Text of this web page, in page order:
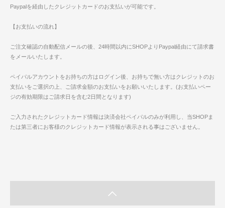
Paypalを経由したクレジットカードのお支払いが可能です。
【お支払いの流れ】
ご注文確認の自動配信メールの後、24時間以内にSHOPよりPaypal経由にて請求書
をメールいたします。
ペイパルアカウントをお持ちの方はログイン後、お持ちで無い方はクレジットのお
支払いをご選択の上、ご請求金額のお支払いをお願いいたします。(お支払いペー
ジの有効期限はご請求日を含む2日間となります)
ご入力されたクレジットカード情報は決済会社ペイパルのみが利用し、当SHOPま
たは第三者にお客様のクレジットカード情報が表示される事はございません。